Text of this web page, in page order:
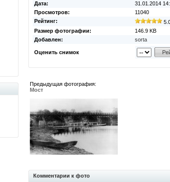
Дата:
31.01.2014
Просмотров:
11040
Рейтинг:
Размер фотографии:
146.9 KB
Добавлен:
sorta
Оценить снимок
Предыдущая фотография:
Мост
Комментарии к фото